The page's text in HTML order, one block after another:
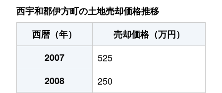
西宇和郡伊方町の土地売却価格推移
西暦（年）
売却価格（万円）
2007
525
2008
250